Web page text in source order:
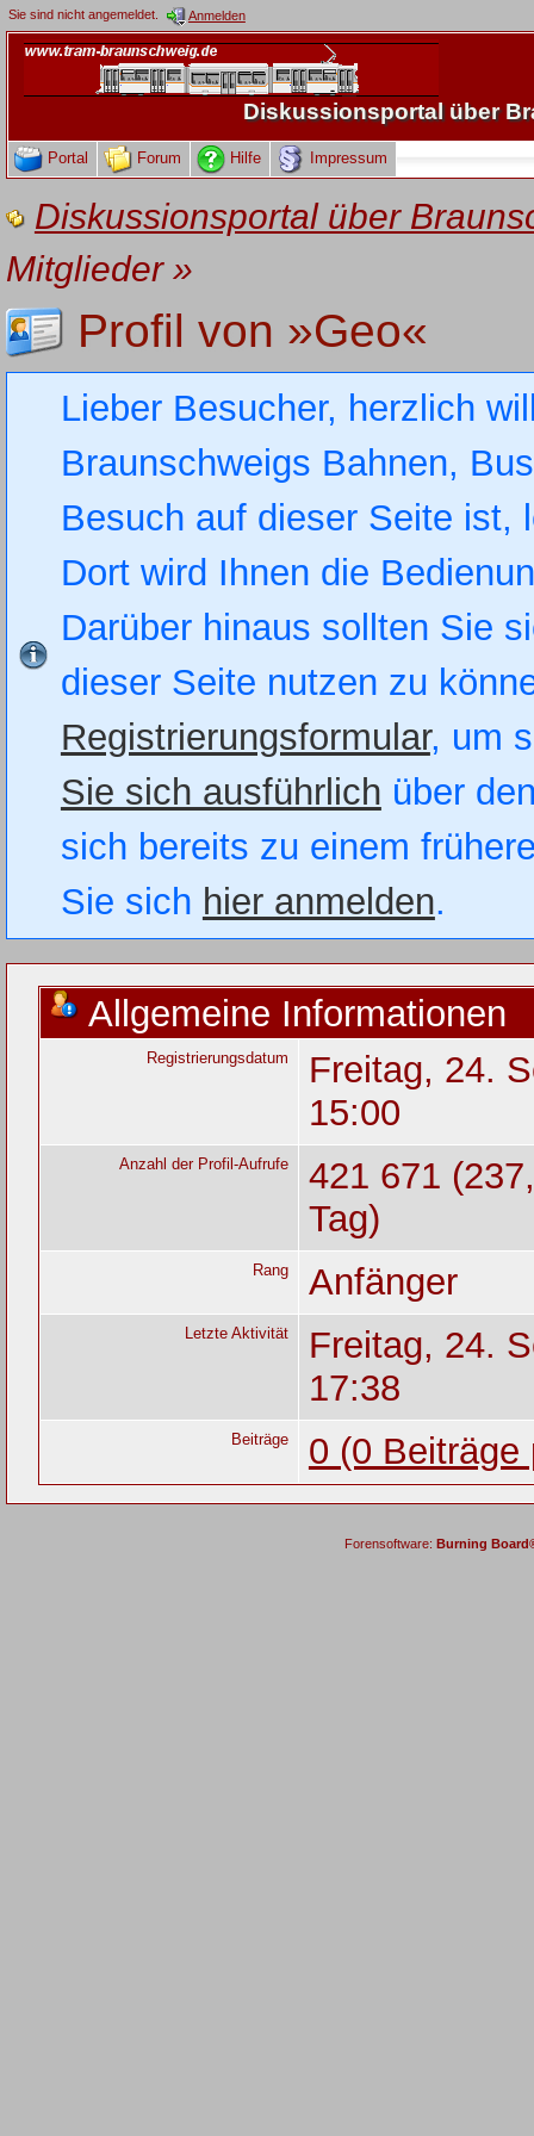
Sie sind nicht angemeldet. Anmelden
Diskussionsportal über
Portal Forum Hilfe Impressum
Diskussionsportal über
Mitglieder»
Profil von »Geo«
Lieber Besucher, herzlich
Braunschweigs Bahnen,
Besuch auf dieser Seite
Dort wird Ihnen die
Darüber hinaus sollten Sie
dieser Seite nutzen zu
Registrierungsformular, um
Sie sich ausführlich über
sich bereits zu einem
Sie sich hier anmelden.
Allgemeine Informationen
Registrierungsdatum
Freitag, 24.
15:00
Anzahl der Profil-Aufrufe
421 671
Tag)
Rang Anfänger
Letzte Aktivität
Freitag, 24.
17:38
Beiträge 0 (0 Beiträge
Forensoftware: Burning